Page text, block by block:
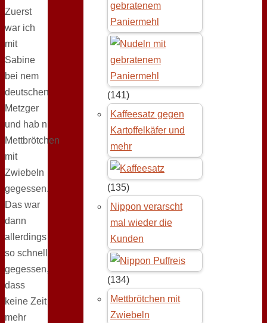
Zuerst
war ich
mit
Sabine
bei nem
deutschen
Metzger
und hab n
Mettbrötchen
mit
Zwiebeln
gegessen.
Das war
dann
allerdings
so schnell
gegessen,
dass
keine Zeit
mehr
gebratenem
Paniermehl
(141)
Kaffeesatz gegen
Kartoffelkäfer und
mehr
(135)
Nippon verarscht
mal wieder die
Kunden
(134)
Mettbrötchen mit
Zwiebeln